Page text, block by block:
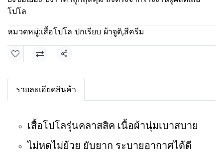
โปโล
หมวดหมู่:เสื้อโปโล ปกเรียบ ผ้าจูติ,สีครีม
แชร์
รายละเอียดสินค้า
เสื้อโปโลรุ่นคลาสสิค เนื้อผ้านุ่มเบาสบาย
ไม่หดไม่ย้วย ยับยาก ระบายอากาศได้ดี